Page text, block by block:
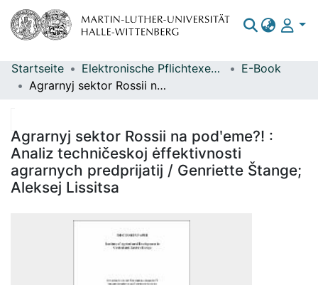
Bereiche & Sammlungen
Statistiken
Startseite Elektronische Pflichtexemplare
E-Book
Agrarnyj sektor Rossii na podʹeme?! : Analiz techničeskoj ėffektivnosti agrarnych predprijatij / Genriette Štange; Aleksej Lissitsa
Agrarnyj sektor Rossii na podʹeme?! :
Analiz techničeskoj ėffektivnosti
agrarnych predprijatij / Genriette Štange;
Aleksej Lissitsa